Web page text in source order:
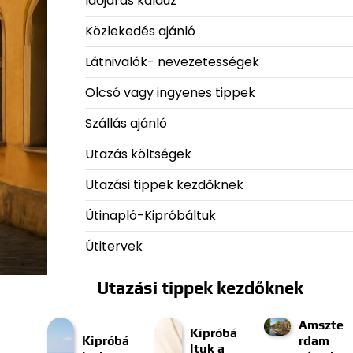
Közlekedés ajánló
Látnivalók- nevezetességek
Olcsó vagy ingyenes tippek
Szállás ajánló
Utazás költségek
Utazási tippek kezdőknek
Útinapló-Kipróbáltuk
Útitervek
Utazási tippek kezdőknek
Kipróbá
Kipróbá
ltuk a
Amszte
rdam